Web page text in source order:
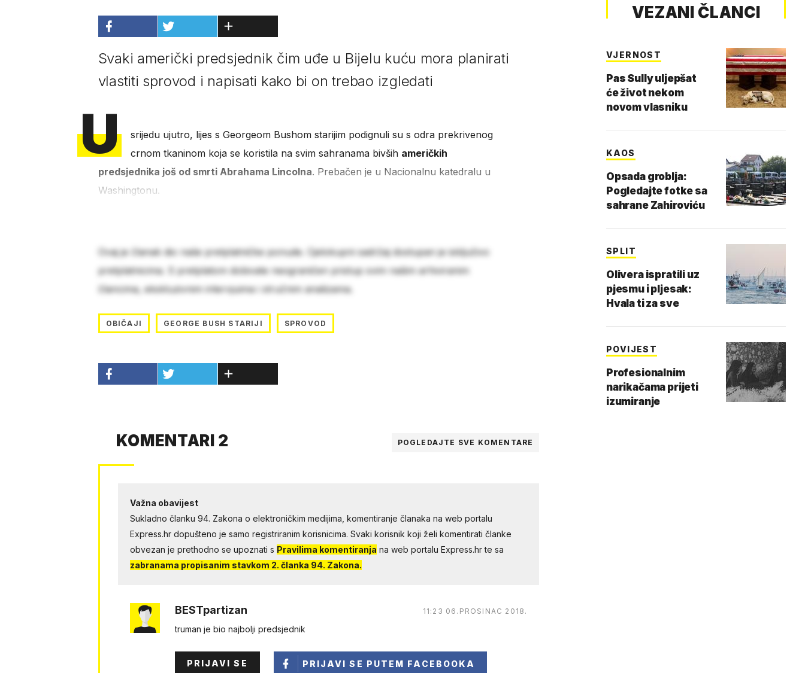
Svaki američki predsjednik čim uđe u Bijelu kuću mora planirati
vlastiti sprovod i napisati kako bi on trebao izgledati
U
srijedu ujutro, lijes s Georgeom Bushom starijim podignuli su s odra prekrivenog
crnom tkaninom koja se koristila na svim sahranama bivših američkih
predsjednika još od smrti Abrahama Lincolna. Prebačen je u Nacionalnu katedralu u
Washingtonu.
Ovaj je članak dio naše pretplatničke ponude. Cjelokupni sadržaj dostupan je isključivo
pretplatnicima. S pretplatom dobivate neograničen pristup svim našim arhiviranim
člancima, ekskluzivnim intervjuima i stručnim analizama.
OBIČAJI GEORGE BUSH STARIJI SPROVOD
KOMENTARI 2 POGLEDAJTE SVE KOMENTARE
Važna obavijest
Sukladno članku 94. Zakona o elektroničkim medijima, komentiranje članaka na web portalu
Express.hr dopušteno je samo registriranim korisnicima. Svaki korisnik koji želi komentirati članke
obvezan je prethodno se upoznati s Pravilima komentiranja na web portalu Express.hr te sa
zabranama propisanim stavkom 2. članka 94. Zakona.
BESTpartizan 11:23 06.PROSINAC 2018.
truman je bio najbolji predsjednik
PRIJAVI SE PRIJAVI SE PUTEM FACEBOOKA
VEZANI ČLANCI
VJERNOST
Pas Sully uljepšat
će život nekom
novom vlasniku
KAOS
Opsada groblja:
Pogledajte fotke sa
sahrane Zahiroviću
SPLIT
Olivera ispratili uz
pjesmu i pljesak:
Hvala ti za sve
POVIJEST
Profesionalnim
narikačama prijeti
izumiranje